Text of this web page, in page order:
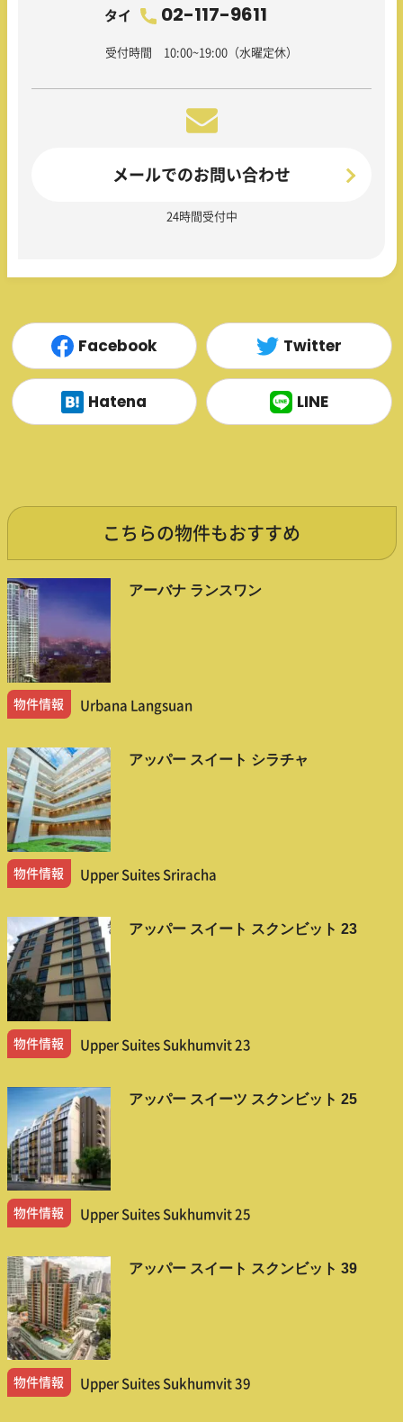
タイ 02-117-9611
受付時間 10:00~19:00（水曜定休）
メールでのお問い合わせ
24時間受付中
Facebook Twitter
Hatena LINE
こちらの物件もおすすめ
アーバナ ランスワン
物件情報 Urbana Langsuan
アッパー スイート シラチャ
物件情報 Upper Suites Sriracha
アッパー スイート スクンビット 23
物件情報 Upper Suites Sukhumvit 23
アッパー スイーツ スクンビット 25
物件情報 Upper Suites Sukhumvit 25
アッパー スイート スクンビット 39
物件情報 Upper Suites Sukhumvit 39